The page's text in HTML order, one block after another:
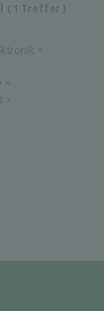
( 1 Treffer )
×
×
×